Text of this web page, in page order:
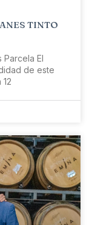
TINTO
El
de este